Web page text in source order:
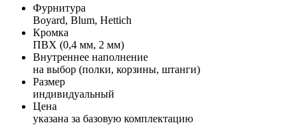
Фурнитура
Boyard, Blum, Hettich
Кромка
ПВХ (0,4 мм, 2 мм)
Внутреннее наполнение
на выбор (полки, корзины, штанги)
Размер
индивидуальный
Цена
указана за базовую комплектацию